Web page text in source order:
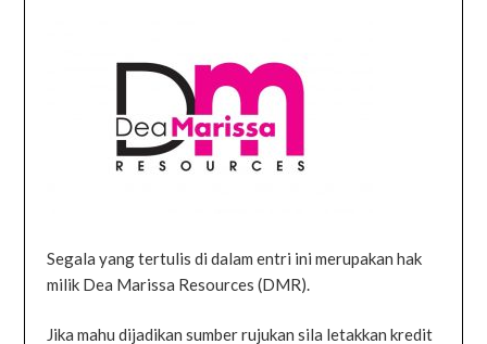
Segala yang tertulis di dalam entri ini merupakan hak
milik Dea Marissa Resources (DMR).
Jika mahu dijadikan sumber rujukan sila letakkan kredit